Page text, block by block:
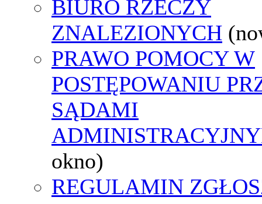
BIURO RZECZY
ZNALEZIONYCH
PRAWO POMOCY W
POSTĘPOWANIU
SĄDAMI
okno)
REGULAMIN